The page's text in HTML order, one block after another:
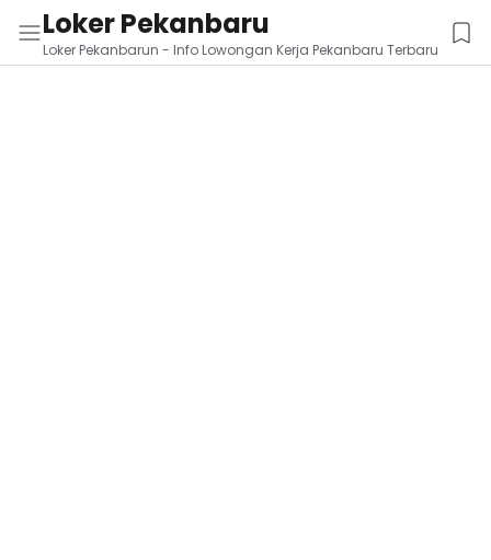
Loker Pekanbaru
Loker Pekanbarun - Info Lowongan Kerja Pekanbaru Terbaru